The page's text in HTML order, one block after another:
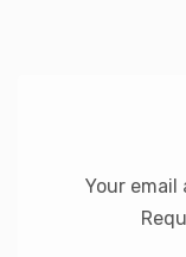
Your email